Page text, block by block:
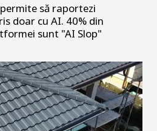
să raportezi
doar cu AI. 40% din
sunt "AI Slop"